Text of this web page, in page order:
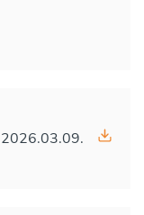
2026.03.09.